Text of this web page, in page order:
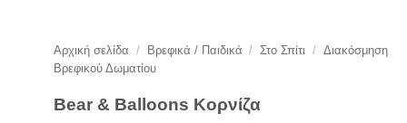
Αρχική σελίδα / Βρεφικά / Παιδικά / Στο Σπίτι / Διακόσμηση
Βρεφικού Δωματίου
Bear & Balloons Κορνίζα